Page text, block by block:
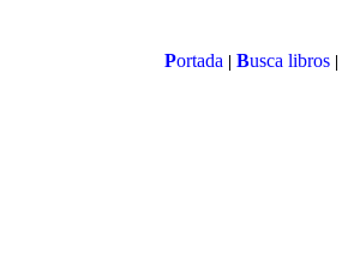
Portada| Busca libros|